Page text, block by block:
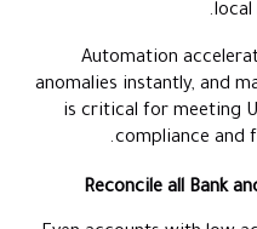
local
Automation
anomalies instantly, and
is critical for meeting
compliance and
Reconcile all Bank